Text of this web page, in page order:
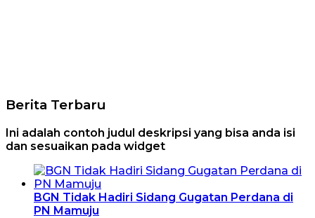
Berita Terbaru
Ini adalah contoh judul deskripsi yang bisa anda isi
dan sesuaikan pada widget
BGN Tidak Hadiri Sidang Gugatan Perdana di
PN Mamuju